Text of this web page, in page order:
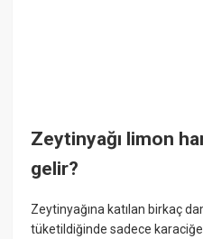
Zeytinyağı limon
gelir?
Zeytinyağına katılan birkaç
tüketildiğinde sadece